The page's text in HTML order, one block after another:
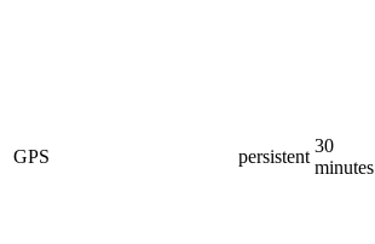
GPS persistent
30
minutes